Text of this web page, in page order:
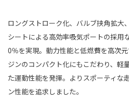
ロングストローク化、バルブ挟角拡大
シートによる高効率吸気ポートの採用
0％を実現。動力性能と低燃費を高次
ジンのコンパクト化にもこだわり、軽
た運動性能を発揮。よりスポーティな
ン性能を追求しました。